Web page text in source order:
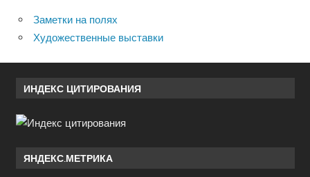
Заметки на полях
Художественные выставки
ИНДЕКС ЦИТИРОВАНИЯ
ЯНДЕКС.МЕТРИКА